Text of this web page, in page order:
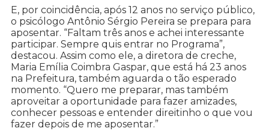
E, por coincidência, após 12 anos no serviço público,
o psicólogo Antônio Sérgio Pereira se prepara para
aposentar. “Faltam três anos e achei interessante
participar. Sempre quis entrar no Programa”,
destacou. Assim como ele, a diretora de creche,
Maria Emília Coimbra Gaspar, que está há 23 anos
na Prefeitura, também aguarda o tão esperado
momento. “Quero me preparar, mas também
aproveitar a oportunidade para fazer amizades,
conhecer pessoas e entender direitinho o que vou
fazer depois de me aposentar.”